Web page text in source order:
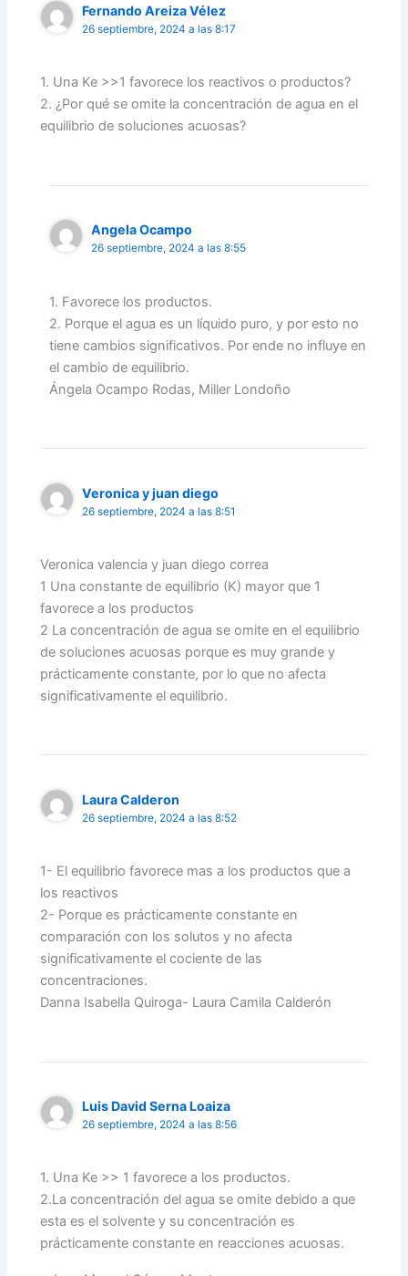
Fernando Areiza Vélez
26 septiembre, 2024 a las 8:17
1. Una Ke >>1 favorece los reactivos o productos?
2. ¿Por qué se omite la concentración de agua en el
equilibrio de soluciones acuosas?
Angela Ocampo
26 septiembre, 2024 a las 8:55
1. Favorece los productos.
2. Porque el agua es un líquido puro, y por esto no
tiene cambios significativos. Por ende no influye en
el cambio de equilibrio.
Ángela Ocampo Rodas, Miller Londoño
Veronica y juan diego
26 septiembre, 2024 a las 8:51
Veronica valencia y juan diego correa
1 Una constante de equilibrio (K) mayor que 1
favorece a los productos
2 La concentración de agua se omite en el equilibrio
de soluciones acuosas porque es muy grande y
prácticamente constante, por lo que no afecta
significativamente el equilibrio.
Laura Calderon
26 septiembre, 2024 a las 8:52
1- El equilibrio favorece mas a los productos que a
los reactivos
2- Porque es prácticamente constante en
comparación con los solutos y no afecta
significativamente el cociente de las
concentraciones.
Danna Isabella Quiroga- Laura Camila Calderón
Luis David Serna Loaiza
26 septiembre, 2024 a las 8:56
1. Una Ke >> 1 favorece a los productos.
2.La concentración del agua se omite debido a que
esta es el solvente y su concentración es
prácticamente constante en reacciones acuosas.